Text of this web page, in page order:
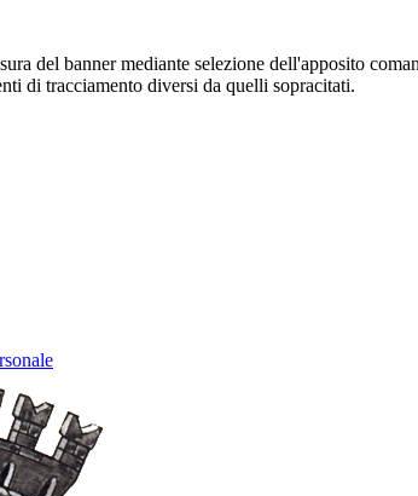
del banner mediante selezione dell'apposito
di tracciamento diversi da quelli sopracitati.